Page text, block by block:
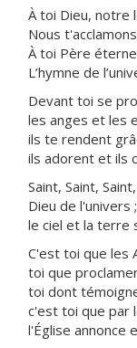
À toi Dieu, notre
Nous
À toi Père
L’hymne de
Devant toi se
les anges et les
ils te rendent
ils adorent et ils
Saint, Saint,
Dieu de l'univers ;
le ciel et la terre
C'est toi que les
toi que
toi dont
c'est toi que par
l'Église annonce